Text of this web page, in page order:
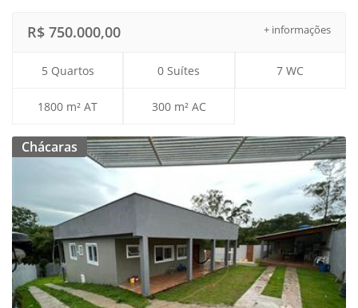
+ informações
R$ 750.000,00
5 Quartos 0 Suítes 7 WC
1800 m² AT 300 m² AC
Chácaras